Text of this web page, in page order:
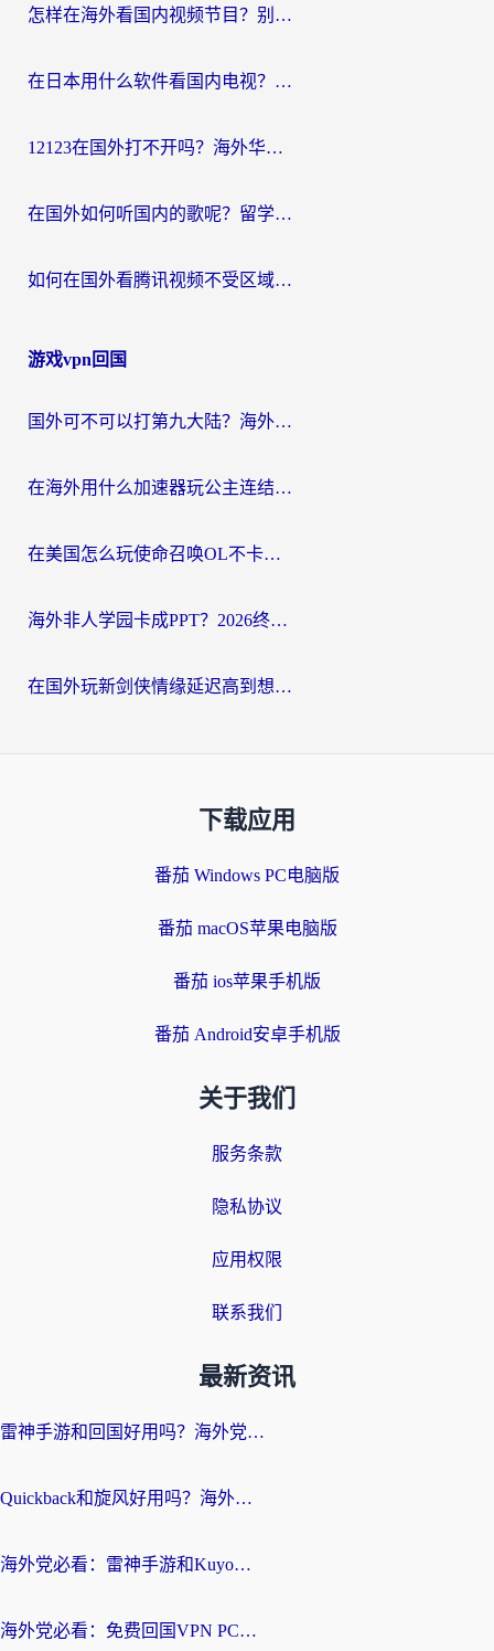
怎样在海外看国内视频节目？别再踩坑！留学生和海外华人的专属解决方案
在日本用什么软件看国内电视？这篇攻略帮你告别地域限制
12123在国外打不开吗？海外华人亲测有效的回国加速方案
在国外如何听国内的歌呢？留学生亲测有效的回国加速方案
如何在国外看腾讯视频不受区域限制？留学生亲测有效的回国加速指南
游戏vpn回国
国外可不可以打第九大陆？海外玩家国服畅玩终极指南（附3大热门游戏解决妙招）
在海外用什么加速器玩公主连结：Re？老玩家亲测的稳定方案来了
在美国怎么玩使命召唤OL不卡？海外党亲测有效的国服游戏加速器指南
海外非人学园卡成PPT？2026终极加速器指南：从暗区突围到王国纪元，一篇搞定
在国外玩新剑侠情缘延迟高到想摔手机？海外玩家亲测有效的加速器选择指南
下载应用
番茄 Windows PC电脑版
番茄 macOS苹果电脑版
番茄 ios苹果手机版
番茄 Android安卓手机版
关于我们
服务条款
隐私协议
应用权限
联系我们
最新资讯
雷神手游和回国好用吗？海外党亲测：选对加速器才能无缝刷剧打游戏
Quickback和旋风好用吗？海外华人亲测：选对回国加速器才能无缝看央视5
海外党必看：雷神手游和Kuyo好用吗？3款回国加速器实测+避坑指南
海外党必看：免费回国VPN PC真的能用？附国内高速VPN选择全攻略